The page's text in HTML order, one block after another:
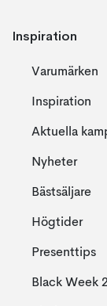
Inspiration
Varumärken
Inspiration
Aktuella
Nyheter
Bästsäljare
Högtider
Presenttips
Black Week